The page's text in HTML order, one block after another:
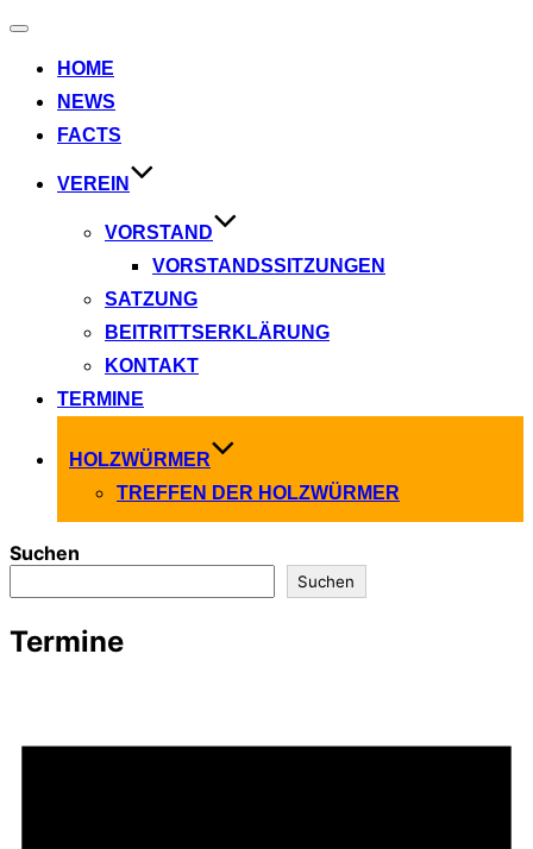
Navigation
HOME
NEWS
FACTS
VEREIN
VORSTAND
VORSTANDSSITZUNGEN
SATZUNG
BEITRITTSERKLÄRUNG
KONTAKT
TERMINE
HOLZWÜRMER
TREFFEN DER HOLZWÜRMER
Suchen
Suchen
Termine